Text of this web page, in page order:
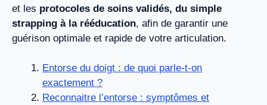
et les protocoles de soins validés, du simple
strapping à la rééducation, afin de garantir une
guérison optimale et rapide de votre articulation.
Entorse du doigt : de quoi parle-t-on
exactement ?
Reconnaitre l’entorse : symptômes et